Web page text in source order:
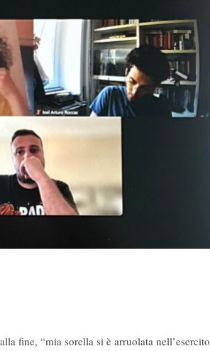
fine, “mia sorella si è arruolata nell’esercito